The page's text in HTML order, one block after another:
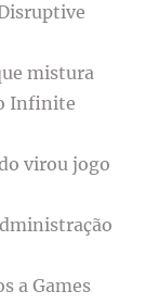
mistura
Infinite
virou jogo
a Games